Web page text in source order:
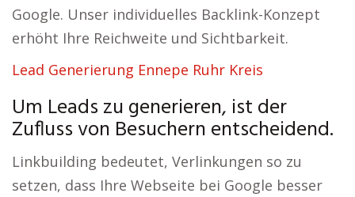
Google. Unser individuelles Backlink-Konzept
erhöht Ihre Reichweite und Sichtbarkeit.
Lead Generierung Ennepe Ruhr Kreis
Um Leads zu generieren, ist der
Zufluss von Besuchern entscheidend.
Linkbuilding bedeutet, Verlinkungen so zu
setzen, dass Ihre Webseite bei Google besser